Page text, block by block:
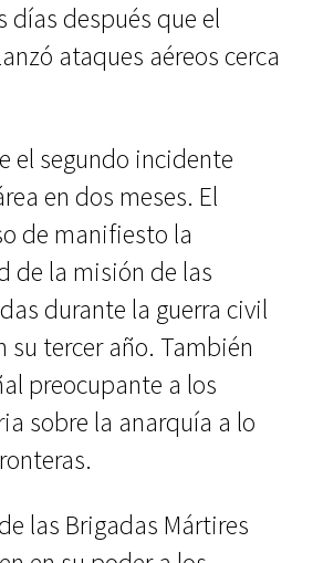
días después que el
ataques aéreos cerca
el segundo incidente
en dos meses. El
de manifiesto la
de la misión de las
durante la guerra civil
su tercer año. También
preocupante a los
sobre la anarquía a lo
las Brigadas Mártires